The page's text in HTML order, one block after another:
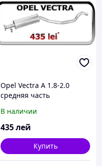
Opel Vectra A 1.8-2.0
средняя часть
В наличии
435лей
Купить